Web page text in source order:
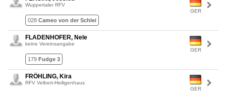
GER
Wuppertaler RFV
028 Cameo von der Schlei
GER
FLADENHOFER, Nele
keine Vereinsangabe
179 Fudge 3
GER
FRÖHLING, Kira
RFV Velbert-Heiligenhaus